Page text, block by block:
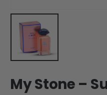
My Stone –